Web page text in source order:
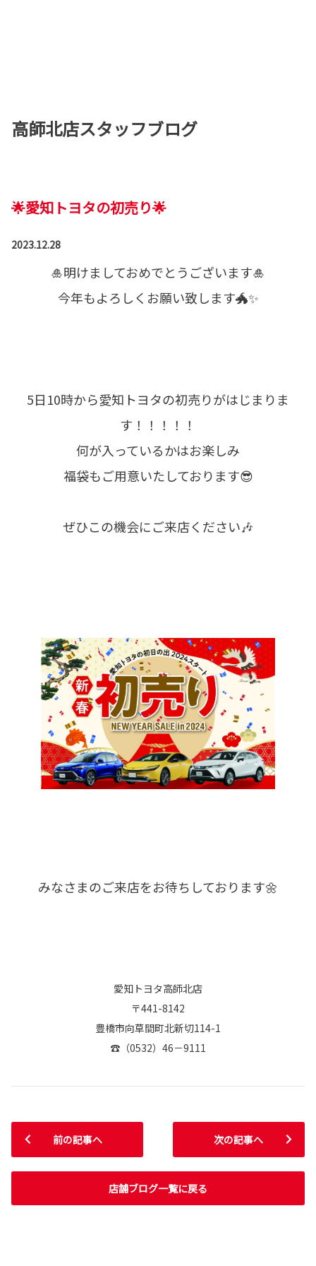
高師北店スタッフブログ
🌟愛知トヨタの初売り🌟
2023.12.28
🎍明けましておめでとうございます🎍
今年もよろしくお願い致します🐲✨
5日10時から愛知トヨタの初売りがはじまりま
す！！！！！
何が入っているかはお楽しみ
福袋もご用意いたしております😎
ぜひこの機会にご来店ください🎶
みなさまのご来店をお待ちしております🌼
愛知トヨタ高師北店
〒441-8142
豊橋市向草間町北新切114-1
☎（0532）46－9111
前の記事へ
店舗ブログ一覧に戻る
次の記事へ